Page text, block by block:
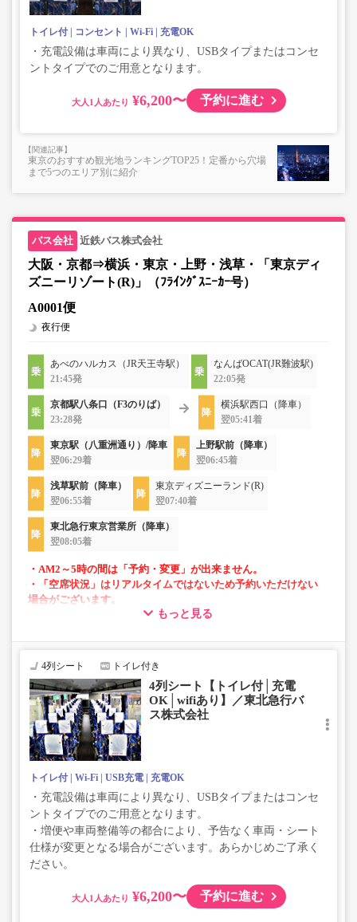
トイレ付 コンセント Wi-Fi 充電OK
・充電設備は車両により異なり、USBタイプまたはコンセ
ントタイプでのご用意となります。
大人 ¥6,200〜 予約に進む
東京のおすすめ観光地ランキングTOP25！定番から穴場
まで5つのエリア別に紹介
近鉄バス株式会社
大阪・京都⇒横浜・東京・上野・浅草・「東京ディ
ズニーリゾート(R)」（ﾌﾗｲﾝｸﾞｽﾆｰｶｰ号）
A0001便
夜行便
あべのハルカス（JR天王寺駅）
21:45発
なんばOCAT(JR難波駅)
22:05発
京都駅八条口（F3のりば）
23:28発
横浜駅西口（降車）
翌05:41着
東京駅（八重洲通り）/降車
翌06:29着
上野駅前（降車）
翌06:45着
浅草駅前（降車）
翌06:55着
東京ディズニーランド(R)
翌07:40着
東北急行東京営業所（降車）
翌08:05着
・AM2～5時の間は「予約・変更」が出来ません。
・「空席状況」はリアルタイムではないため予約いただけない
場合がございます。
・車両は予告なく変更となる場合がございます。これに伴い、
じめご了承ください。
す。
・ご予約の出発日・便の運行会社につきましては出発日間
際で決定しますので、カスタマーセンターまでお問い合わ
せをお願いいたします。
もっと見る
4列シート トイレ付き
4列シート【トイレ付│充電
OK│wifiあり】／東北急行バ
ス株式会社
トイレ付 Wi-Fi USB充電 充電OK
・充電設備は車両により異なり、USBタイプまたはコンセ
ントタイプでのご用意となります。
・増便や車両整備等の都合により、予告なく車両・シート
仕様が変更となる場合がございます。あらかじめご了承く
ださい。
大人 ¥6,200〜 予約に進む